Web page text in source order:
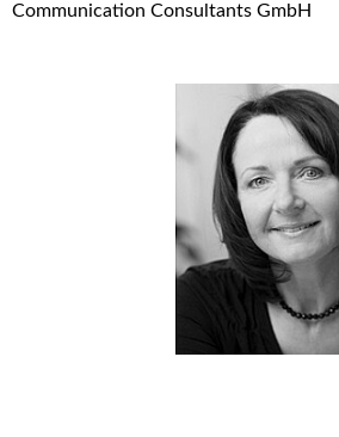
Communication Consultants GmbH